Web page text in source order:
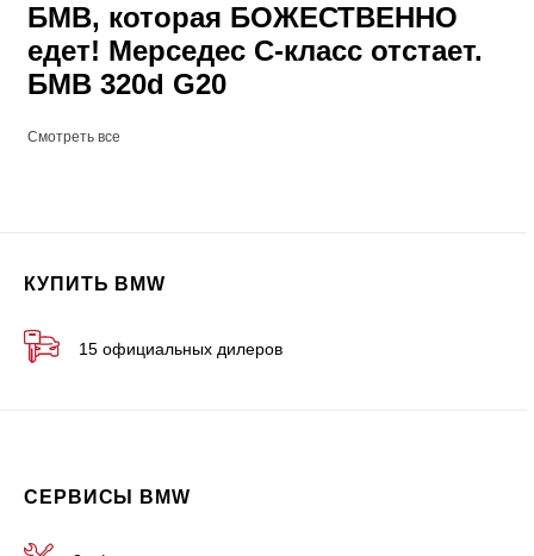
БМВ, которая БОЖЕСТВЕННО
едет! Мерседес С-класс отстает.
БМВ 320d G20
Смотреть все
КУПИТЬ BMW
15 официальных дилеров
СЕРВИСЫ BMW